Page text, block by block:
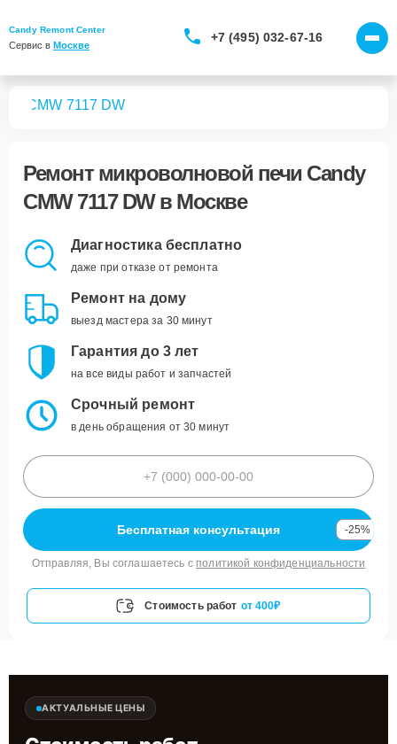
Candy Remont Center
Сервис в Москве
+7 (495) 032-67-16
CMW 7117 DW
Ремонт микроволновой печи Candy
CMW 7117 DWв Москве
Диагностика бесплатно
даже при отказе от ремонта
Ремонт на дому
выезд мастера за 30 минут
Гарантия до 3 лет
на все виды работ и запчастей
Срочный ремонт
в день обращения от 30 минут
Бесплатная консультация -25%
Отправляя, Вы соглашаетесь с политикой конфиденциальности
Стоимость работ от 400₽
АКТУАЛЬНЫЕ ЦЕНЫ